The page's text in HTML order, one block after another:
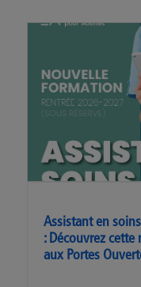
Assistant en
: Découvrez
aux Portes